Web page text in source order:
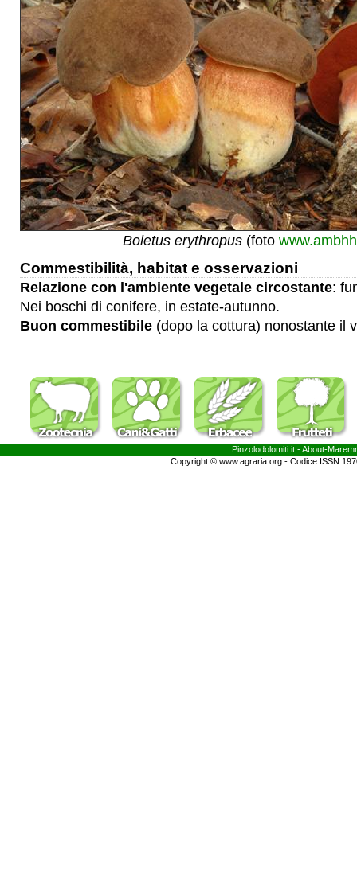
Boletus erythropus (foto
Commestibilità, habitat e osservazioni
Relazione con l'ambiente vegetale circostante:
Nei boschi di conifere, in estate-autunno.
Buon commestibile (dopo la cottura) nonostante il
Pinzolodolomiti.it - About-
Copyright © www.agraria.org - Codice ISSN